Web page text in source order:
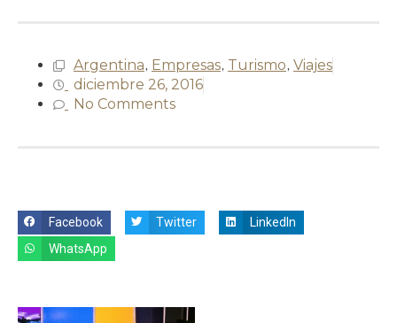
Argentina, Empresas, Turismo, Viajes
diciembre 26, 2016
No Comments
Facebook Twitter
LinkedIn
WhatsApp